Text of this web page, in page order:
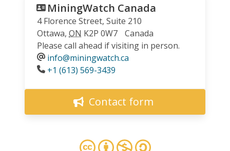
MiningWatch Canada
4 Florence Street, Suite 210
Ottawa, ON K2P 0W7
Canada
Please call ahead if visiting in person.
info@miningwatch.ca
Phone
+1 (613) 569-3439
Contact form